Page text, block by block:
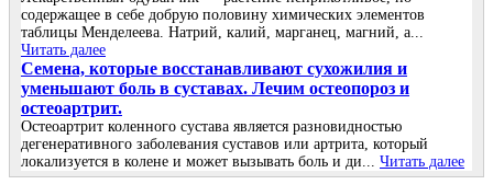
содержащее в себе добрую половину химических элементов
таблицы Менделеева. Натрий, калий, марганец, магний, а...
Читать далее
Семена, которые восстанавливают сухожилия и
уменьшают боль в суставах. Лечим остеопороз и
остеоартрит.
Остеоартрит коленного сустава является разновидностью
дегенеративного заболевания суставов или артрита, который
локализуется в колене и может вызывать боль и ди... Читать далее